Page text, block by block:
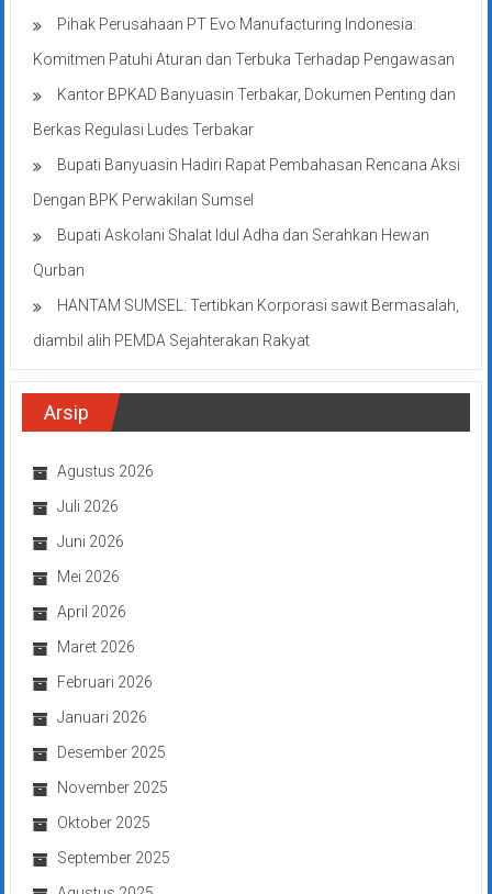
Pihak Perusahaan PT Evo Manufacturing Indonesia:
Komitmen Patuhi Aturan dan Terbuka Terhadap Pengawasan
Kantor BPKAD Banyuasin Terbakar, Dokumen Penting dan
Berkas Regulasi Ludes Terbakar
Bupati Banyuasin Hadiri Rapat Pembahasan Rencana Aksi
Dengan BPK Perwakilan Sumsel
Bupati Askolani Shalat Idul Adha dan Serahkan Hewan
Qurban
HANTAM SUMSEL: Tertibkan Korporasi sawit Bermasalah,
diambil alih PEMDA Sejahterakan Rakyat
Arsip
Agustus 2026
Juli 2026
Juni 2026
Mei 2026
April 2026
Maret 2026
Februari 2026
Januari 2026
Desember 2025
November 2025
Oktober 2025
September 2025